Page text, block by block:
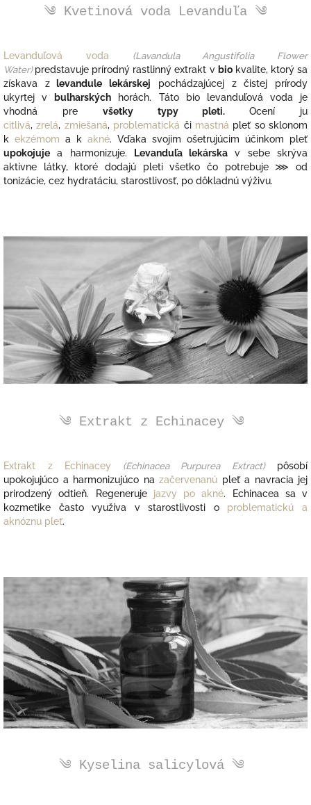
༄ Kvetinová voda Levanduľa ༄
Levanduľová voda (Lavandula Angustifolia Flower
Water) predstavuje prírodný rastlinný extrakt v biokvalite, ktorý sa
získava z
levandule lekárskej pochádzajúcej z čistej prírody
ukyrtej v
bulharských horách. Táto bio levanduľová voda je
vhodná pre všetky typy pleti.Ocení ju
citlivá,zrelá, zmiešaná, problematická či mastná pleť so sklonom
k ekzémom a k akné. Vďaka svojim ošetrujúcim účinkom pleť
upokojuje a harmonizuje. Levanduľa lekárska v sebe skrýva
aktívne látky, ktoré dodajú pleti všetko čo potrebuje ⋙ od
tonizácie, cez hydratáciu, starostlivosť, po dôkladnú výživu.
༄ Extrakt z Echinacey ༄
Extrakt z Echinacey (Echinacea Purpurea Extract)
pôsobí
upokojujúco a harmonizujúco na začervenanú pleť a navracia jej
prirodzený odtieň. Regeneruje jazvy po akné.
Echinacea sa v
kozmetike často využíva v starostlivosti o problematickú a
aknóznu pleť.
༄ Kyselina salicylová ༄